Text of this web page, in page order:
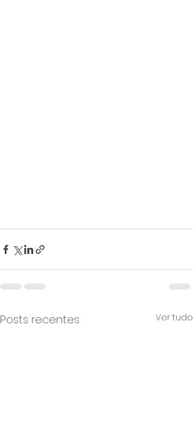
Posts recentes Ver tudo